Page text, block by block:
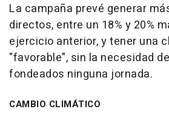
La campaña prevé generar
directos, entre un 18% y 20%
ejercicio anterior, y tener una
"favorable", sin la necesidad
fondeados ninguna jornada.
CAMBIO CLIMÁTICO